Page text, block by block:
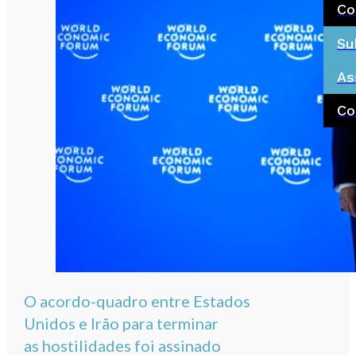
O acordo-quadro entre Estados
Unidos e Irão para terminar
as hostilidades foi assinado